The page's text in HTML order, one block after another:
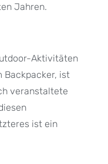
Jahren.
Aktivitäten
Backpacker, ist
veranstaltete
ist ein